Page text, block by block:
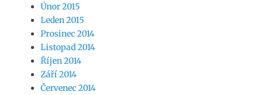
Únor 2015
Leden 2015
Prosinec 2014
Listopad 2014
Říjen 2014
Září 2014
Červenec 2014